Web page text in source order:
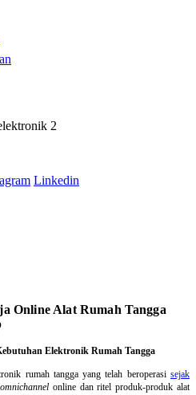
Linkedin
Online Alat Rumah Tangga
Elektronik Rumah Tangga
rumah tanggayang telah beroperasisejak
omnichannel online dan ritel produk-produk alat